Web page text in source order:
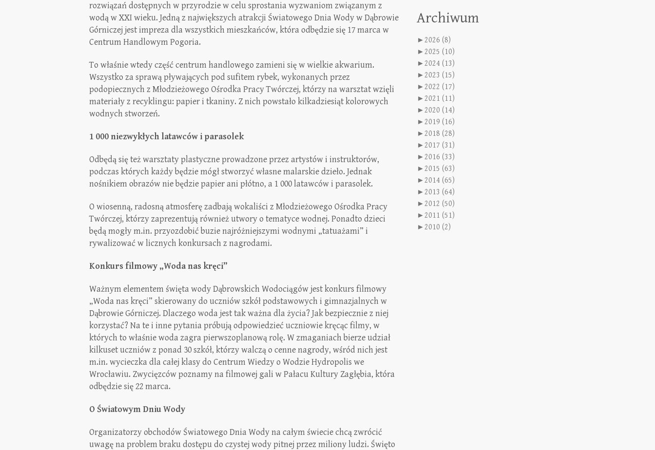
rozwiązań dostępnych w przyrodzie w celu sprostania wyzwaniom związanym z
wodą w XXI wieku. Jedną z największych atrakcji Światowego Dnia Wody w Dąbrowie
Górniczej jest impreza dla wszystkich mieszkańców, która odbędzie się 17 marca w
Centrum Handlowym Pogoria.
To właśnie wtedy część centrum handlowego zamieni się w wielkie akwarium.
Wszystko za sprawą pływających pod sufitem rybek, wykonanych przez
podopiecznych z Młodzieżowego Ośrodka Pracy Twórczej, którzy na warsztat wzięli
materiały z recyklingu: papier i tkaniny. Z nich powstało kilkadziesiąt kolorowych
wodnych stworzeń.
1 000 niezwykłych latawców i parasolek
Odbędą się też warsztaty plastyczne prowadzone przez artystów i instruktorów,
podczas których każdy będzie mógł stworzyć własne malarskie dzieło. Jednak
nośnikiem obrazów nie będzie papier ani płótno, a 1 000 latawców i parasolek.
O wiosenną, radosną atmosferę zadbają wokaliści z Młodzieżowego Ośrodka Pracy
Twórczej, którzy zaprezentują również utwory o tematyce wodnej. Ponadto dzieci
będą mogły m.in. przyozdobić buzie najróżniejszymi wodnymi „tatuażami” i
rywalizować w licznych konkursach z nagrodami.
Konkurs filmowy „Woda nas kręci”
Ważnym elementem święta wody Dąbrowskich Wodociągów jest konkurs filmowy
„Woda nas kręci” skierowany do uczniów szkół podstawowych i gimnazjalnych w
Dąbrowie Górniczej. Dlaczego woda jest tak ważna dla życia? Jak bezpiecznie z niej
korzystać? Na te i inne pytania próbują odpowiedzieć uczniowie kręcąc filmy, w
których to właśnie woda zagra pierwszoplanową rolę. W zmaganiach bierze udział
kilkuset uczniów z ponad 30 szkół, którzy walczą o cenne nagrody, wśród nich jest
m.in. wycieczka dla całej klasy do Centrum Wiedzy o Wodzie Hydropolis we
Wrocławiu. Zwycięzców poznamy na filmowej gali w Pałacu Kultury Zagłębia, która
odbędzie się 22 marca.
O Światowym Dniu Wody
Organizatorzy obchodów Światowego Dnia Wody na całym świecie chcą zwrócić
uwagę na problem braku dostępu do czystej wody pitnej przez miliony ludzi. Święto
Archiwum
►2026 (8)
►2025 (10)
►2024 (13)
►2023 (15)
►2022 (17)
►2021 (11)
►2020 (14)
►2019 (16)
►2018 (28)
►2017 (31)
►2016 (33)
►2015 (63)
►2014 (65)
►2013 (64)
►2012 (50)
►2011 (51)
►2010 (2)